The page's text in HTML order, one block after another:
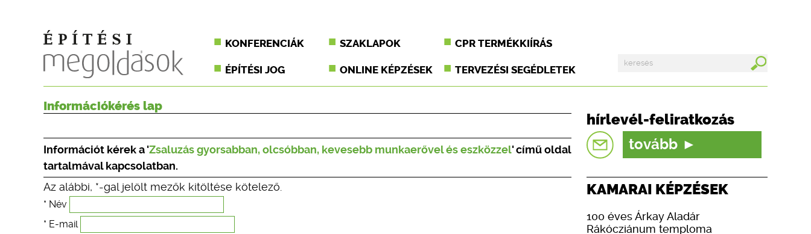
KONFERENCIÁK SZAKLAPOK CPR TERMÉKKIÍRÁS
ÉPÍTÉSI JOG ONLINE KÉPZÉSEK TERVEZÉSI SEGÉDLETEK
Információkérés lap
Információt kérek a 'Zsaluzás gyorsabban, olcsóbban, kevesebb munkaerővel és eszközzel' című oldal
tartalmával kapcsolatban.
Az alábbi, *-gal jelölt mezők kitöltése kötelező.
* Név
* E-mail
hírlevél-feliratkozás
tovább
KAMARAI KÉPZÉSEK
100 éves Árkay Aladár
Rákócziánum temploma